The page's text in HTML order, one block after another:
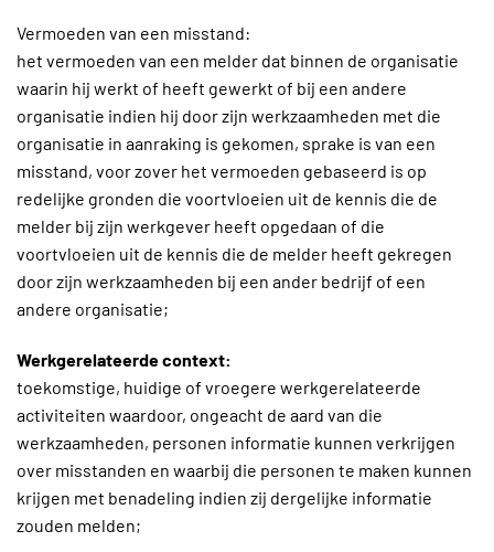
Vermoeden van een misstand:
het vermoeden van een melder dat binnen de organisatie
waarin hij werkt of heeft gewerkt of bij een andere
organisatie indien hij door zijn werkzaamheden met die
organisatie in aanraking is gekomen, sprake is van een
misstand, voor zover het vermoeden gebaseerd is op
redelijke gronden die voortvloeien uit de kennis die de
melder bij zijn werkgever heeft opgedaan of die
voortvloeien uit de kennis die de melder heeft gekregen
door zijn werkzaamheden bij een ander bedrijf of een
andere organisatie;
Werkgerelateerde context:
toekomstige, huidige of vroegere werkgerelateerde
activiteiten waardoor, ongeacht de aard van die
werkzaamheden, personen informatie kunnen verkrijgen
over misstanden en waarbij die personen te maken kunnen
krijgen met benadeling indien zij dergelijke informatie
zouden melden;